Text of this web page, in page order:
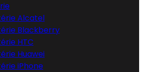
Alcatel
Blackberry
HTC
Huawei
iPhone